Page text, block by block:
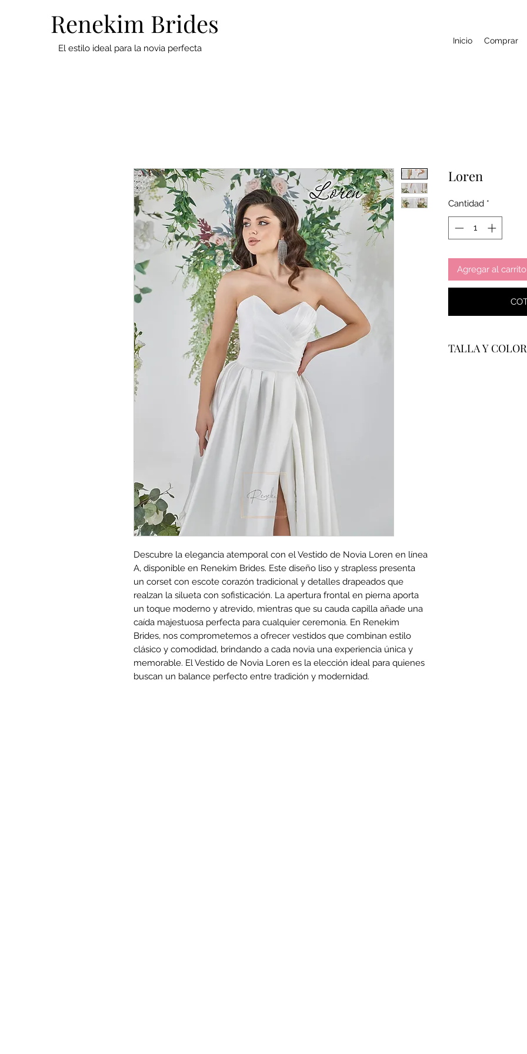
Renekim Brides
El estilo ideal para la novia perfecta
Inicio Comprar
Descubre la elegancia atemporal con el Vestido de Novia Loren en línea
A, disponible en Renekim Brides. Este diseño liso y strapless presenta
un corset con escote corazón tradicional y detalles drapeados que
realzan la silueta con sofisticación. La apertura frontal en pierna aporta
un toque moderno y atrevido, mientras que su cauda capilla añade una
caída majestuosa perfecta para cualquier ceremonia. En Renekim
Brides, nos comprometemos a ofrecer vestidos que combinan estilo
clásico y comodidad, brindando a cada novia una experiencia única y
memorable. El Vestido de Novia Loren es la elección ideal para quienes
buscan un balance perfecto entre tradición y modernidad.
Loren
Cantidad *
Agregar al carrito
TALLA Y COLOR